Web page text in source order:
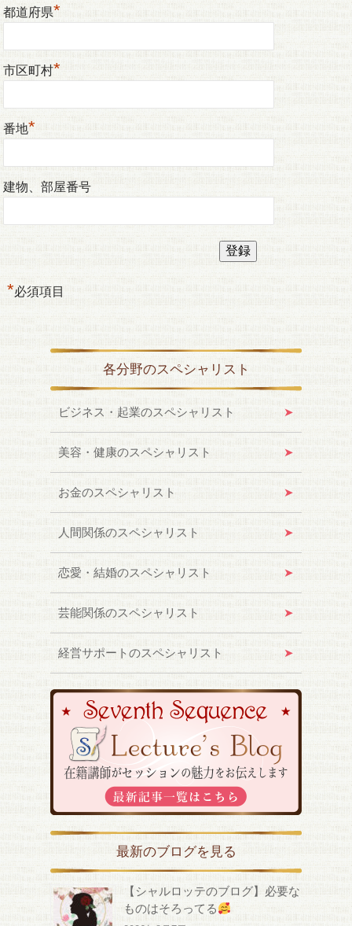
都道府県*
市区町村*
番地*
建物、部屋番号
*必須項目
各分野のスペシャリスト
ビジネス・起業のスペシャリスト
美容・健康のスペシャリスト
お金のスペシャリスト
人間関係のスペシャリスト
恋愛・結婚のスペシャリスト
芸能関係のスペシャリスト
経営サポートのスペシャリスト
最新のブログを見る
【シャルロッテのブログ】必要な
ものはそろってる